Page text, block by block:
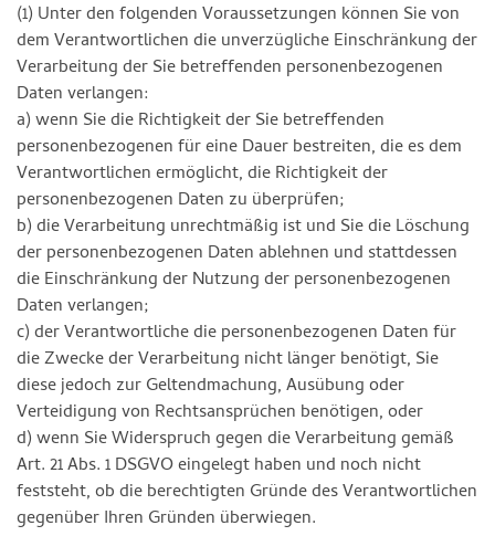
(1) Unter den folgenden Voraussetzungen können Sie von
dem Verantwortlichen die unverzügliche Einschränkung der
Verarbeitung der Sie betreffenden personenbezogenen
Daten verlangen:
a) wenn Sie die Richtigkeit der Sie betreffenden
personenbezogenen für eine Dauer bestreiten, die es dem
Verantwortlichen ermöglicht, die Richtigkeit der
personenbezogenen Daten zu überprüfen;
b) die Verarbeitung unrechtmäßig ist und Sie die Löschung
der personenbezogenen Daten ablehnen und stattdessen
die Einschränkung der Nutzung der personenbezogenen
Daten verlangen;
c) der Verantwortliche die personenbezogenen Daten für
die Zwecke der Verarbeitung nicht länger benötigt, Sie
diese jedoch zur Geltendmachung, Ausübung oder
Verteidigung von Rechtsansprüchen benötigen, oder
d) wenn Sie Widerspruch gegen die Verarbeitung gemäß
Art. 21 Abs. 1 DSGVO eingelegt haben und noch nicht
feststeht, ob die berechtigten Gründe des Verantwortlichen
gegenüber Ihren Gründen überwiegen.